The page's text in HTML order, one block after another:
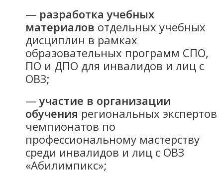
— разработка учебных
материалов отдельных учебных
дисциплин в рамках
образовательных программ СПО,
ПО и ДПО для инвалидов и лиц с
ОВЗ;
—участие в организации
обучения региональных экспертов
чемпионатов по
профессиональному мастерству
среди инвалидов и лиц с ОВЗ
«Абилимпикс»;